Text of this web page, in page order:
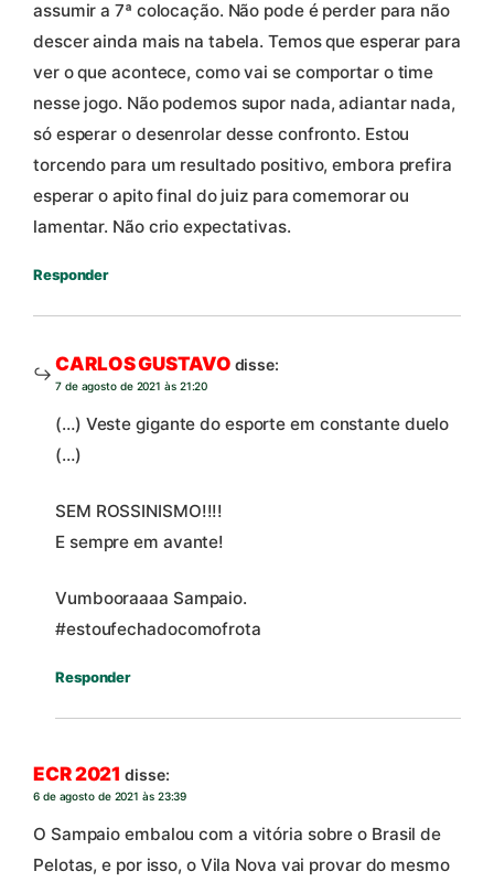
assumir a 7ª colocação. Não pode é perder para não
descer ainda mais na tabela. Temos que esperar para
ver o que acontece, como vai se comportar o time
nesse jogo. Não podemos supor nada, adiantar nada,
só esperar o desenrolar desse confronto. Estou
torcendo para um resultado positivo, embora prefira
esperar o apito final do juiz para comemorar ou
lamentar. Não crio expectativas.
Responder
CARLOS GUSTAVO disse:
7 de agosto de 2021 às 21:20
(…) Veste gigante do esporte em constante duelo
(…)
SEM ROSSINISMO!!!!
E sempre em avante!
Vumbooraaaa Sampaio.
#estoufechadocomofrota
Responder
ECR 2021 disse:
6 de agosto de 2021 às 23:39
O Sampaio embalou com a vitória sobre o Brasil de
Pelotas, e por isso, o Vila Nova vai provar do mesmo